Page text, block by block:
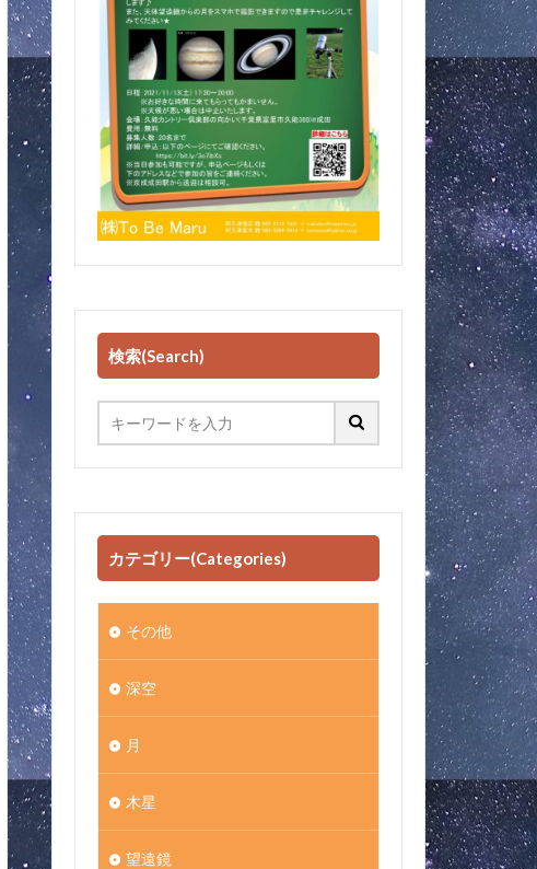
検索(Search)
カテゴリー(Categories)
その他
深空
月
木星
望遠鏡